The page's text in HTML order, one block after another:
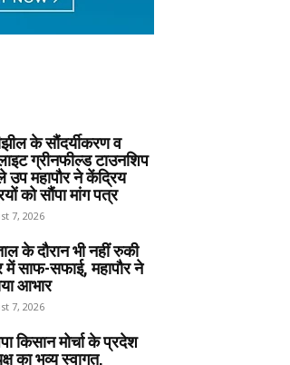
के सौंदर्यीकरण व
ग्रीनफील्ड टाउनशिप
उप महापौर ने केंद्रिय
को सौंपा मांग पत्र
7, 2026
के दौरान भी नहीं रुकी
में साफ-सफाई, महापौर ने
आभार
7, 2026
किसान मोर्चा के प्रदेश
का भव्य स्वागत,